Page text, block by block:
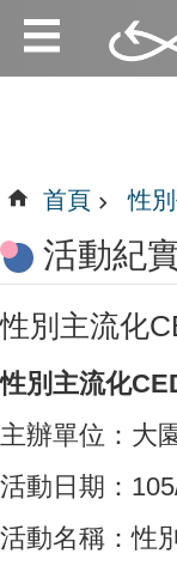
跳到主要內容區塊
:::
:::
首頁 性
活動紀
性別主流化
性別主流化
主辦單位：大
活動日期：
活動名稱：性